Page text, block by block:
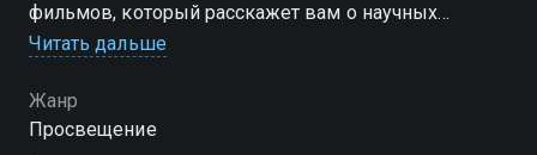
фильмов, который расскажет вам о научных
открытиях и технологических инновациях
Читать дальше
Жанр
Просвещение